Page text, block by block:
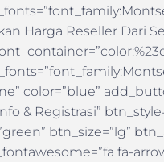
Harga Reseller Dari
color=”blue”
& Registrasi”
btn_size=”lg”
fa-